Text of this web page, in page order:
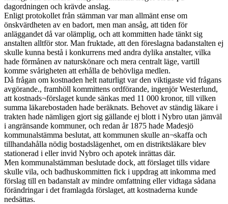
dagordningen och krävde anslag.
Enligt protokollet från stämman var man allmänt ense om
önskvärdheten av en badort, men man ansåg, att tiden för
anläggandet då var olämplig, och att kommitten hade tänkt sig
anstalten alltför stor. Man fruktade, att den föreslagna badanstalten ej
skulle kunna bestå i konkurrens med andra dylika anstalter, vilka
hade förmånen av naturskönare och mera centralt läge, vartill
komme svårigheten att erhålla de behövliga medlen.
Då frågan om kostnaden helt naturligt var den viktigaste vid frågans
avgörande., framhöll kommittens ordförande, ingenjör Westerlund,
att kostnads¬förslaget kunde sänkas med 11 000 kronor, till vilken
summa läkarebostaden hade beräknats. Behovet av ständig läkare i
trakten hade nämligen gjort sig gällande ej blott i Nybro utan jämväl
i angränsande kommuner, och redan år 1875 hade Madesjö
kommunalstämma beslutat, att kommunen skulle an¬skaffa och
tillhandahålla nödig bostadslägenhet, om en distriktsläkare blev
stationerad i eller invid Nybro och apotek inrättas där.
Men kommunalstämman beslutade dock, att förslaget tills vidare
skulle vila, och badhuskommitten fick i uppdrag att inkomma med
förslag till en badanstalt av mindre omfattning eller vidtaga sådana
förändringar i det framlagda förslaget, att kostnaderna kunde
nedsättas.